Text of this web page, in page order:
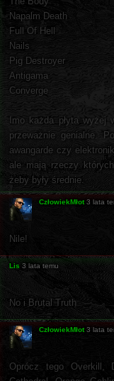
Napalm Death
Full Of Hell
Nails
Pig Destroyer
Antigama
Converge
Imo każda płyta
przeważnie genialne.
awangarde czy
ale mają rzeczy
żeby były średnie.
CzłowiekMłot 3 lata
Nile!
Lis 3 lata temu
No i Brutal Truth
CzłowiekMłot 3 lata
Oprócz tego Overkill,